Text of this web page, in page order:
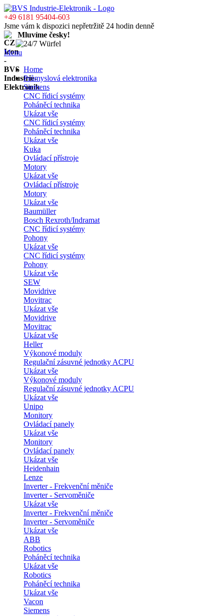
+49 6181 95404-603
Jsme vám k dispozici nepřetržitě 24 hodin denně
Mluvíme česky!
Menu
Home
Průmyslová elektronika
Siemens
CNC řídicí systémy
Poháněcí technika
Ukázat vše
CNC řídicí systémy
Poháněcí technika
Ukázat vše
Kuka
Ovládací přístroje
Motory
Ukázat vše
Ovládací přístroje
Motory
Ukázat vše
Baumüller
Bosch Rexroth/Indramat
CNC řídicí systémy
Pohony
Ukázat vše
CNC řídicí systémy
Pohony
Ukázat vše
SEW
Movidrive
Movitrac
Ukázat vše
Movidrive
Movitrac
Ukázat vše
Heller
Výkonové moduly
Regulační zásuvné jednotky ACPU
Ukázat vše
Výkonové moduly
Regulační zásuvné jednotky ACPU
Ukázat vše
Unipo
Monitory
Ovládací panely
Ukázat vše
Monitory
Ovládací panely
Ukázat vše
Heidenhain
Lenze
Inverter - Frekvenční měniče
Inverter - Servoměniče
Ukázat vše
Inverter - Frekvenční měniče
Inverter - Servoměniče
Ukázat vše
ABB
Robotics
Poháněcí technika
Ukázat vše
Robotics
Poháněcí technika
Ukázat vše
Vacon
Siemens